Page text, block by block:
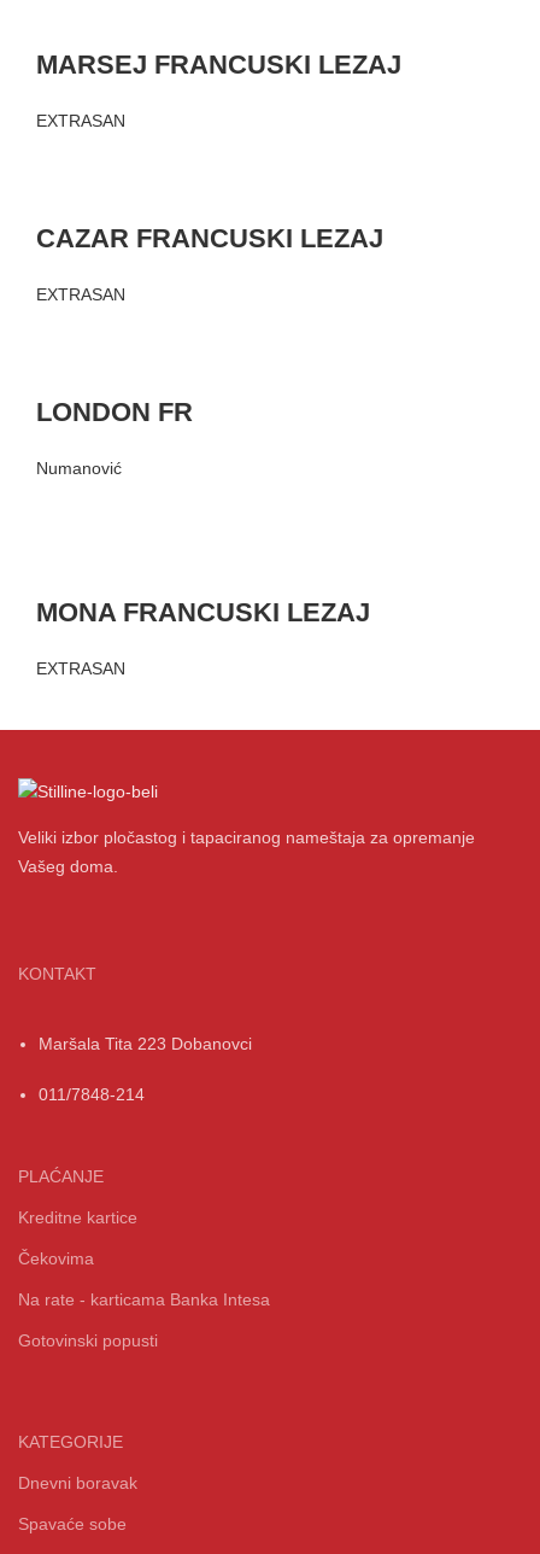
MARSEJ FRANCUSKI LEZAJ
EXTRASAN
CAZAR FRANCUSKI LEZAJ
EXTRASAN
LONDON FR
Numanović
MONA FRANCUSKI LEZAJ
EXTRASAN
Veliki izbor pločastog i tapaciranog nameštaja za opremanje
Vašeg doma.
KONTAKT
Maršala Tita 223 Dobanovci
011/7848-214
PLAĆANJE
Kreditne kartice
Čekovima
Na rate - karticama Banka Intesa
Gotovinski popusti
KATEGORIJE
Dnevni boravak
Spavaće sobe